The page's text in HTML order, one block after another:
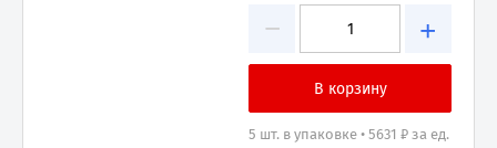
− +
5 шт. в упаковке • 5631 ₽ за ед.